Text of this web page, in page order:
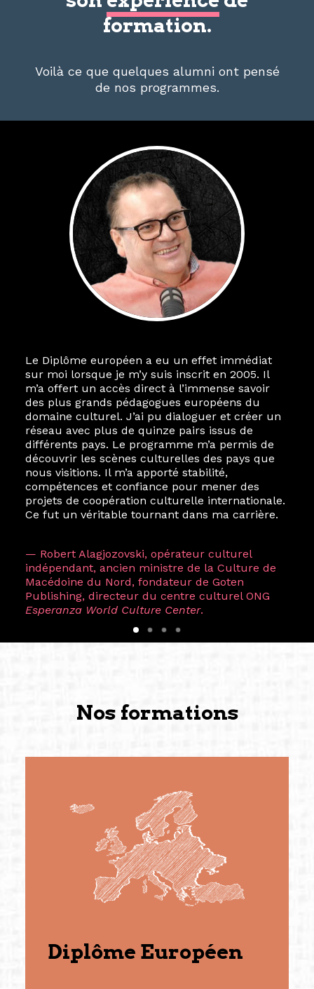
formation.
Voilà ce que quelques alumni ont pensé
de nos programmes.
Le Diplôme européen a eu un effet immédiat
sur moi lorsque je m’y suis inscrit en 2005. Il
m’a offert un accès direct à l’immense savoir
des plus grands pédagogues européens du
domaine culturel. J’ai pu dialoguer et créer un
réseau avec plus de quinze pairs issus de
différents pays. Le programme m’a permis de
découvrir les scènes culturelles des pays que
nous visitions. Il m’a apporté stabilité,
compétences et confiance pour mener des
projets de coopération culturelle internationale.
Ce fut un véritable tournant dans ma carrière.
— Robert Alagjozovski, opérateur culturel
indépendant, ancien ministre de la Culture de
Macédoine du Nord, fondateur de Goten
Publishing, directeur du centre culturel ONG
Esperanza World Culture Center.
Nos formations
Diplôme Européen